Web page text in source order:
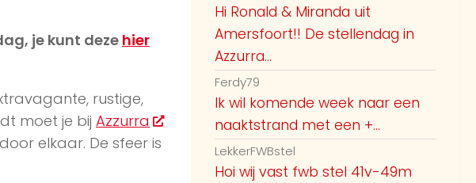
je kunt dezehier
rustige,
moet je bij Azzurra
elkaar. De sfeer is
Hi Ronald & Miranda uit
Amersfoort!! De stellendag in
Azzurra...
Ferdy79
Ik wil komende week naar een
naaktstrand met een +...
LekkerFWBstel
Hoi wij vast fwb stel 41v-49m